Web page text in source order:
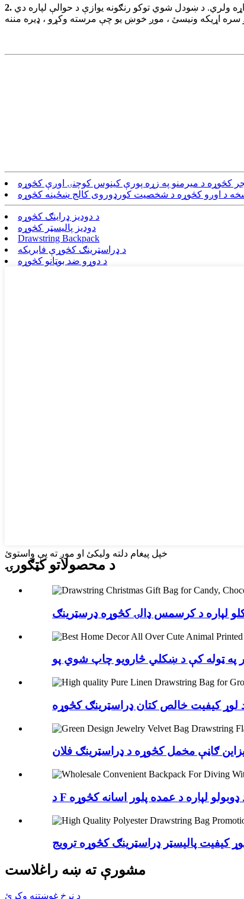
کڅوړه د میرمنو په زړه پورې کینوس کوچنۍ اوږې کڅوړه
د اوږو کڅوړه د شخصیت کورډوروی کالج ښځینه کڅوړه
د دودیز ډراینګ کڅوړه
دودیز پالیسټر کڅوړه
Drawstring Backpack
د ډراسټرینګ کڅوړې فابریکه
د دوړو ضد بوټانو کڅوړه
خپل پیغام دلته ولیکئ او موږ ته یې واستوئ
د محصولاتو کټګورۍ
مشورې ته ښه راغلاست
د نرخ غوښتنه وکړئ